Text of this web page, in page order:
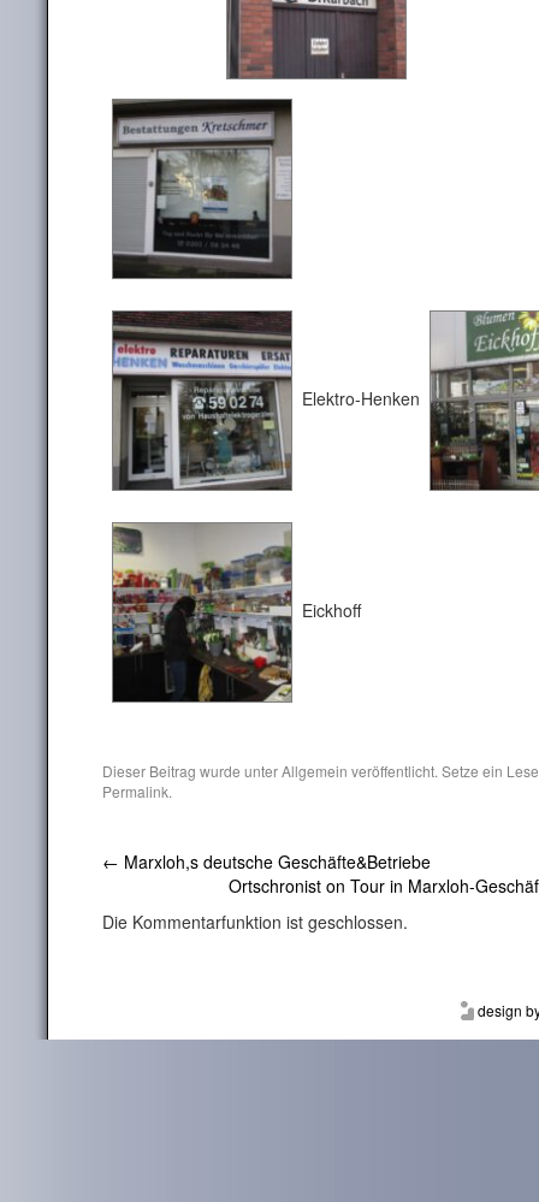
Elektro-Henken
Eickhoff
Dieser Beitrag wurde unterAllgemein veröffentlicht. Setze ein
Permalink.
← Marxloh,s deutsche Geschäfte&Betriebe
Ortschronist on Tour in Marxloh-
Die Kommentarfunktion ist geschlossen.
design